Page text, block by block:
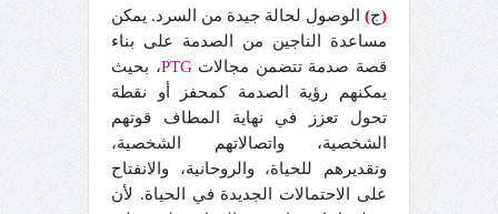
(ج) الوصول لحالة جيدة من السرد. يمكن
مساعدة الناجين من الصدمة على بناء
قصة صدمة تتضمن مجالاتPTG، بحيث
يمكنهم رؤية الصدمة كمحفز أو نقطة
تحول تعزز في نهاية المطاف قوتهم
الشخصية، واتصالاتهم الشخصية،
وتقديرهم للحياة، والروحانية، والانفتاح
على الاحتمالات الجديدة في الحياة. لأن